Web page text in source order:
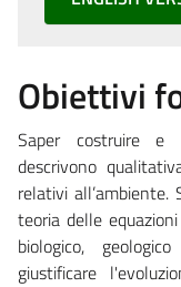
Obiettivi
Saper costruire e
descrivono
relativi
teoria delle
biologico,
giustificare